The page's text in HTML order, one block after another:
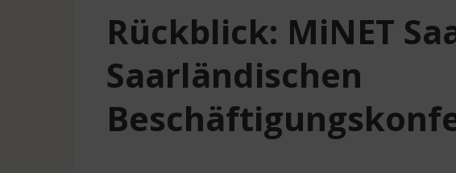
Rückblick: MiNET
Saarländischen